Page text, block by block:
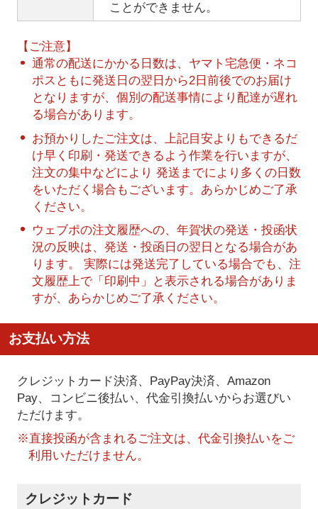
ことができません。
【ご注意】
通常の配送にかかる日数は、ヤマト宅急便・ネコ
ポスともに発送日の翌日から2日前後でのお届け
となりますが、個別の配送事情により配達が遅れ
る場合があります。
お預かりしたご注文は、上記目安よりもできるだ
け早く印刷・発送できるよう作業を行いますが、
注文の集中などにより 発送までにより多くの日数
をいただく場合もございます。あらかじめご了承
ください。
ウェブポの注文履歴への、年賀状の発送・投函状
況の反映は、発送・投函日の翌日となる場合があ
ります。 実際には発送完了している場合でも、注
文履歴上で「印刷中」と表示される場合がありま
すが、あらかじめご了承ください。
お支払い方法
クレジットカード決済、PayPay決済、Amazon
Pay、コンビニ後払い、代金引換払いからお選びい
ただけます。
※直接投函が含まれるご注文は、代金引換払いをご
利用いただけません。
クレジットカード